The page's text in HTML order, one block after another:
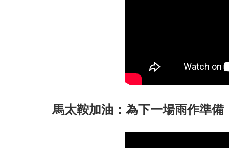
馬太鞍加油：為下一場雨作準備